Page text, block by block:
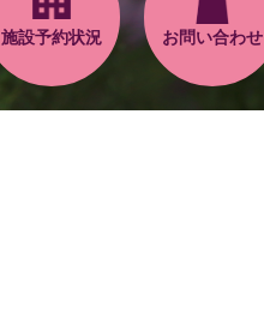
施設予約状況 お問い合わせ